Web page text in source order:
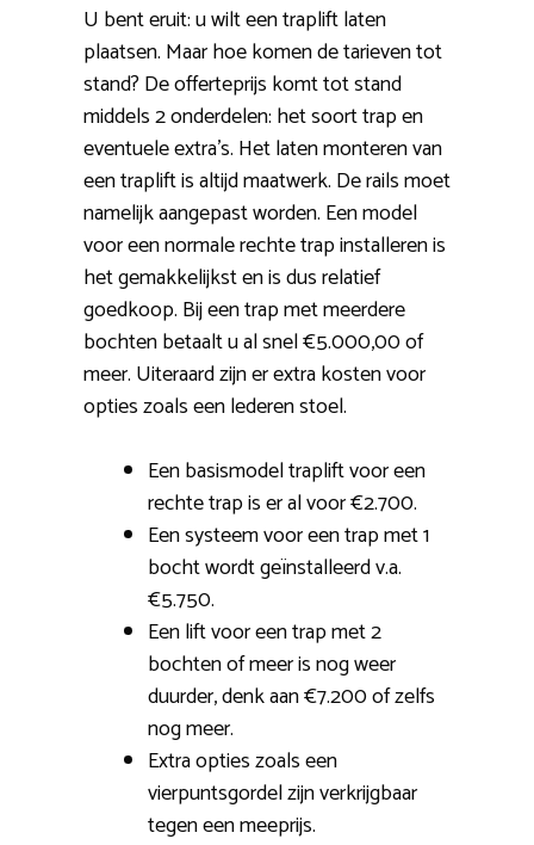
U bent eruit: u wilt een traplift laten
plaatsen. Maar hoe komen de tarieven tot
stand? De offerteprijs komt tot stand
middels 2 onderdelen: het soort trap en
eventuele extra’s. Het laten monteren van
een traplift is altijd maatwerk. De rails moet
namelijk aangepast worden. Een model
voor een normale rechte trap installeren is
het gemakkelijkst en is dus relatief
goedkoop. Bij een trap met meerdere
bochten betaalt u al snel €5.000,00 of
meer. Uiteraard zijn er extra kosten voor
opties zoals een lederen stoel.
Een basismodel traplift voor een
rechte trap is er al voor €2.700.
Een systeem voor een trap met 1
bocht wordt geïnstalleerd v.a.
€5.750.
Een lift voor een trap met 2
bochten of meer is nog weer
duurder, denk aan €7.200 of zelfs
nog meer.
Extra opties zoals een
vierpuntsgordel zijn verkrijgbaar
tegen een meeprijs.